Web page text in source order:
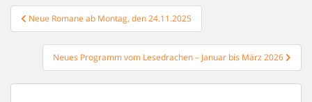
Beitragsnavigation
Neue Romane ab Montag, den 24.11.2025
Neues Programm vom Lesedrachen – Januar bis März 2026